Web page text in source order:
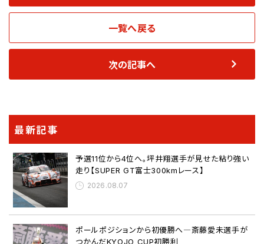
一覧へ戻る
次の記事へ
最新記事
予選11位から4位へ。坪井翔選手が見せた粘り強い
走り【SUPER GT富士300kmレース】
2026.08.07
ポールポジションから初優勝へ―斎藤愛未選手が
つかんだKYOJO CUP初勝利